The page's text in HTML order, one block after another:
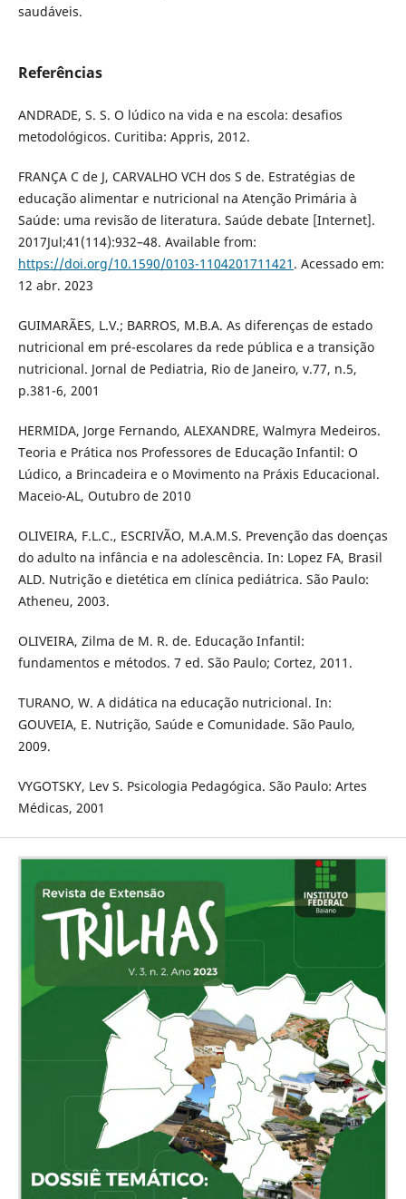
saudáveis.
Referências
ANDRADE, S. S. O lúdico na vida e na escola: desafios
metodológicos. Curitiba: Appris, 2012.
FRANÇA C de J, CARVALHO VCH dos S de. Estratégias de
educação alimentar e nutricional na Atenção Primária à
Saúde: uma revisão de literatura. Saúde debate [Internet].
2017Jul;41(114):932–48. Available from:
https://doi.org/10.1590/0103-1104201711421 . Acessado em:
12 abr. 2023
GUIMARÃES, L.V.; BARROS, M.B.A. As diferenças de estado
nutricional em pré-escolares da rede pública e a transição
nutricional. Jornal de Pediatria, Rio de Janeiro, v.77, n.5,
p.381-6, 2001
HERMIDA, Jorge Fernando, ALEXANDRE, Walmyra Medeiros.
Teoria e Prática nos Professores de Educação Infantil: O
Lúdico, a Brincadeira e o Movimento na Práxis Educacional.
Maceio-AL, Outubro de 2010
OLIVEIRA, F.L.C., ESCRIVÃO, M.A.M.S. Prevenção das doenças
do adulto na infância e na adolescência. In: Lopez FA, Brasil
ALD. Nutrição e dietética em clínica pediátrica. São Paulo:
Atheneu, 2003.
OLIVEIRA, Zilma de M. R. de. Educação Infantil:
fundamentos e métodos. 7 ed. São Paulo; Cortez, 2011.
TURANO, W. A didática na educação nutricional. In:
GOUVEIA, E. Nutrição, Saúde e Comunidade. São Paulo,
2009.
VYGOTSKY, Lev S. Psicologia Pedagógica. São Paulo: Artes
Médicas, 2001